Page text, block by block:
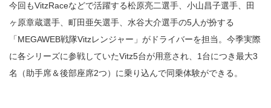
今回もVitzRaceなどで活躍する松原亮二選手、小山昌子選手、田
ヶ原章蔵選手、町田亜矢選手、水谷大介選手の5人が扮する
「MEGAWEB戦隊Vitzレンジャー」がドライバーを担当。今季実際
に各シリーズに参戦していたVitz5台が用意され、1台につき最大3
名（助手席＆後部座席2つ）に乗り込んで同乗体験ができる。